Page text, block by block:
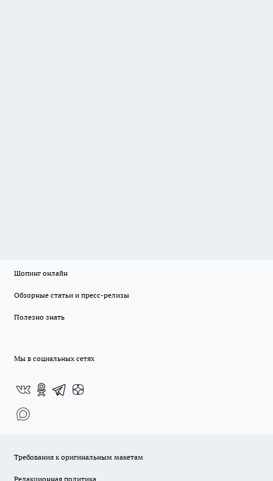
Шопинг онлайн
Обзорные статьи и пресс-релизы
Полезно знать
Мы в социальных сетях
Требования к оригинальным макетам
Редакционная политика